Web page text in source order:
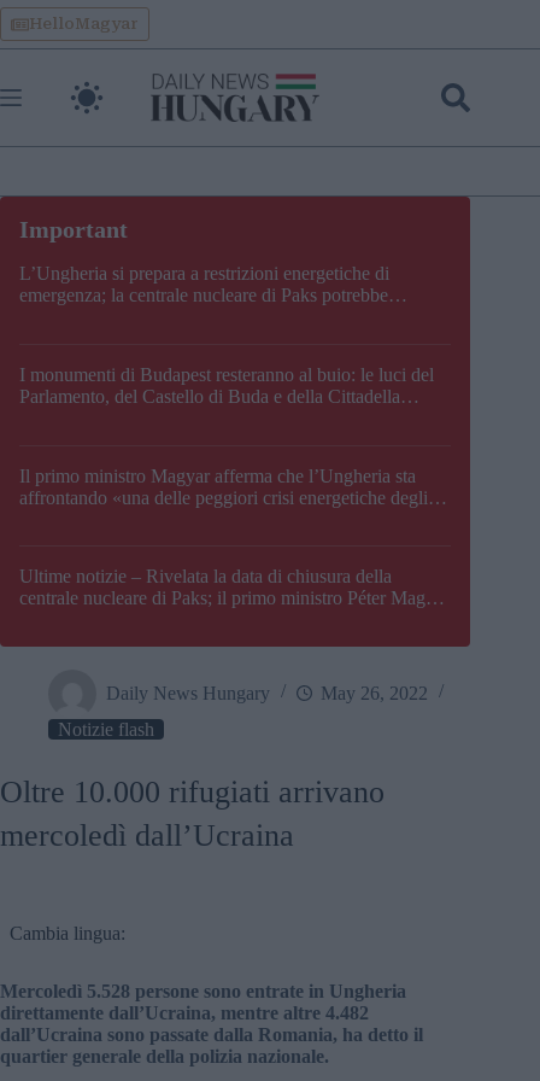
Skip
to
content
HelloMagyar
L’Ungheria si prepara a restrizioni energetiche di
emergenza; la centrale nucleare di Paks potrebbe
I monumenti di Budapest resteranno al buio: le luci del
Parlamento, del Castello di Buda e della Cittadella
Il primo ministro Magyar afferma che l’Ungheria sta
affrontando «una delle peggiori crisi energetiche degli
Ultime notizie – Rivelata la data di chiusura della
centrale nucleare di Paks; il primo ministro Péter Magyar
Daily News Hungary
May 26, 2022
Notizie flash
Oltre 10.000 rifugiati arrivano
mercoledì dall’Ucraina
Cambia lingua:
Mercoledì 5.528 persone sono entrate in Ungheria
direttamente dall’Ucraina, mentre altre 4.482
dall’Ucraina sono passate dalla Romania, ha detto il
quartier generale della polizia nazionale.